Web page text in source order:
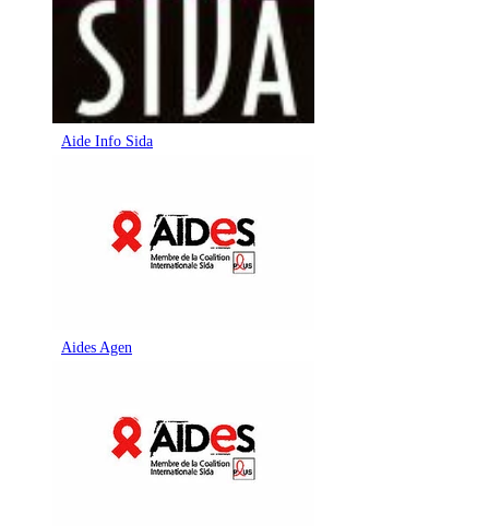
Aide Info Sida
Aides Agen